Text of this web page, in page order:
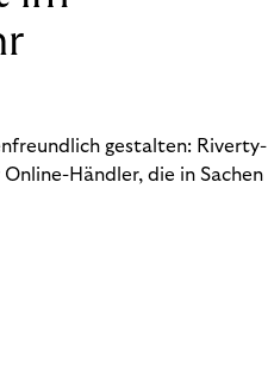
gestalten: Riverty-
Händler, die in Sachen